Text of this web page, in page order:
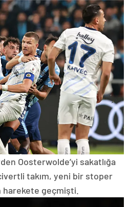
Oosterwolde’yi sakatlığa
takım, yeni bir stoper
geçmişti.